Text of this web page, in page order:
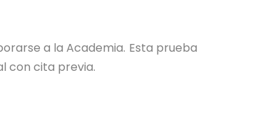
a la Academia. Esta prueba
con cita previa.